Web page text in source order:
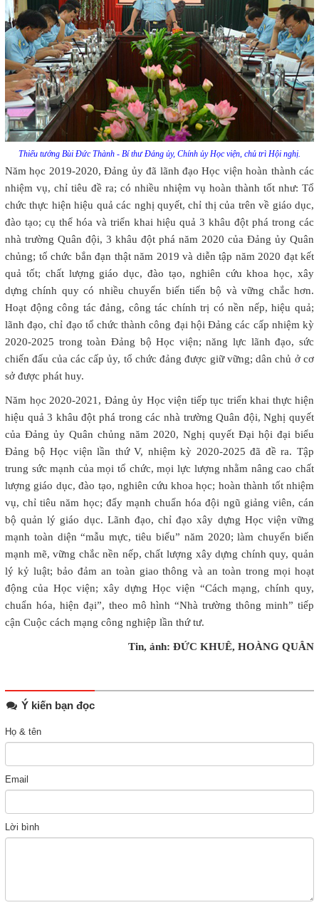
Thiếu tướng Bùi Đức Thành - Bí thư Đảng ủy, Chính ủy Học viện, chủ trì Hội nghị.
Năm học 2019-2020, Đảng ủy đã lãnh đạo Học viện hoàn thành các
nhiệm vụ, chỉ tiêu đề ra; có nhiều nhiệm vụ hoàn thành tốt như: Tổ
chức thực hiện hiệu quả các nghị quyết, chỉ thị của trên về giáo dục,
đào tạo; cụ thể hóa và triển khai hiệu quả 3 khâu đột phá trong các
nhà trường Quân đội, 3 khâu đột phá năm 2020 của Đảng ủy Quân
chủng; tổ chức bắn đạn thật năm 2019 và diễn tập năm 2020 đạt kết
quả tốt; chất lượng giáo dục, đào tạo, nghiên cứu khoa học, xây
dựng chính quy có nhiều chuyển biến tiến bộ và vững chắc hơn.
Hoạt động công tác đảng, công tác chính trị có nền nếp, hiệu quả;
lãnh đạo, chỉ đạo tổ chức thành công đại hội Đảng các cấp nhiệm kỳ
2020-2025 trong toàn Đảng bộ Học viện; năng lực lãnh đạo, sức
chiến đấu của các cấp ủy, tổ chức đảng được giữ vững; dân chủ ở cơ
sở được phát huy.
Năm học 2020-2021, Đảng ủy Học viện tiếp tục triển khai thực hiện
hiệu quả 3 khâu đột phá trong các nhà trường Quân đội, Nghị quyết
của Đảng ủy Quân chủng năm 2020, Nghị quyết Đại hội đại biểu
Đảng bộ Học viện lần thứ V, nhiệm kỳ 2020-2025 đã đề ra. Tập
trung sức mạnh của mọi tổ chức, mọi lực lượng nhằm nâng cao chất
lượng giáo dục, đào tạo, nghiên cứu khoa học; hoàn thành tốt nhiệm
vụ, chỉ tiêu năm học; đẩy mạnh chuẩn hóa đội ngũ giảng viên, cán
bộ quản lý giáo dục. Lãnh đạo, chỉ đạo xây dựng Học viện vững
mạnh toàn diện “mẫu mực, tiêu biểu” năm 2020; làm chuyển biến
mạnh mẽ, vững chắc nền nếp, chất lượng xây dựng chính quy, quản
lý kỷ luật; bảo đảm an toàn giao thông và an toàn trong mọi hoạt
động của Học viện; xây dựng Học viện “Cách mạng, chính quy,
chuẩn hóa, hiện đại”, theo mô hình “Nhà trường thông minh” tiếp
cận Cuộc cách mạng công nghiệp lần thứ tư.
Tin, ảnh: ĐỨC KHUÊ, HOÀNG QUÂN
Ý kiến bạn đọc
Họ & tên
Email
Lời bình